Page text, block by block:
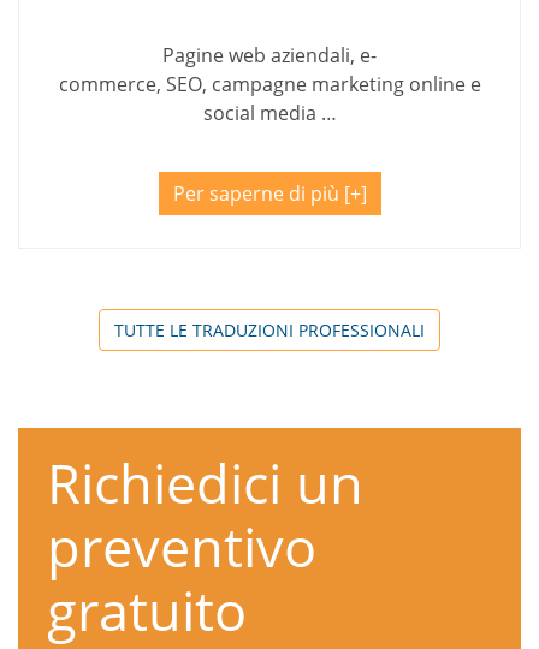
Pagine web aziendali, e-
commerce, SEO, campagne marketing online e
social media …
Per saperne di più
TUTTE LE TRADUZIONI PROFESSIONALI
Richiedici un
preventivo
gratuito